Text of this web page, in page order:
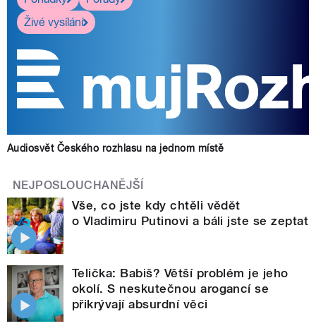
Živé vysílání
Audiosvět Českého rozhlasu na jednom místě
NEJPOSLOUCHANĚJŠÍ
Vše, co jste kdy chtěli vědět
o Vladimiru Putinovi a báli jste se zeptat
Telička: Babiš? Větší problém je jeho
okolí. S neskutečnou arogancí se
přikrývají absurdní věci